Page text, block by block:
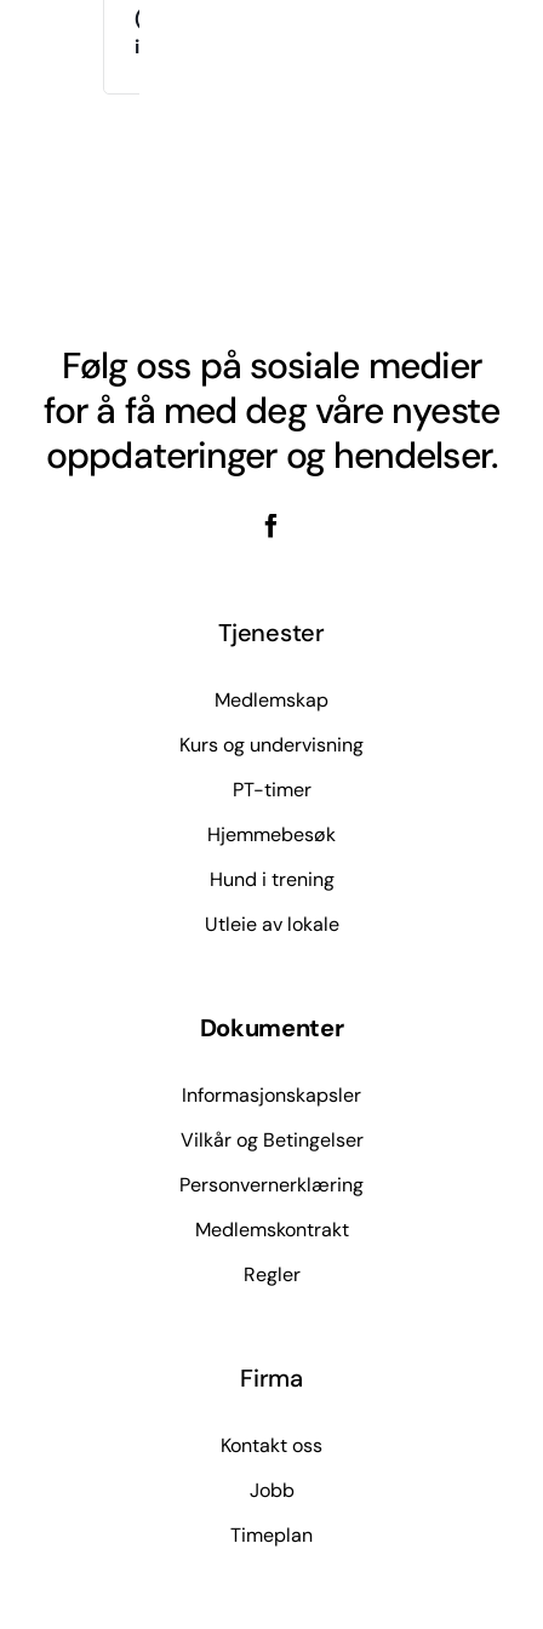
(Drop-
in)
Følg oss på sosiale medier
for å få med deg våre nyeste
oppdateringer og hendelser.
Tjenester
Medlemskap
Kurs og undervisning
PT-timer
Hjemmebesøk
Hund i trening
Utleie av lokale
Dokumenter
Informasjonskapsler
Vilkår og Betingelser
Personvernerklæring
Medlemskontrakt
Regler
Firma
Kontakt oss
Jobb
Timeplan